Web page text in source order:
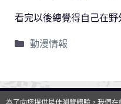
看完以後總覺得自己在野
動漫情報